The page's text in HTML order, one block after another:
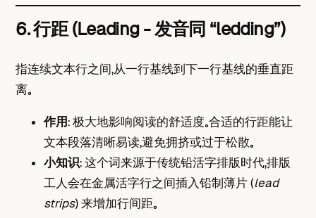
6. 行距 (Leading - 发音同 “ledding”)
指连续文本行之间，从一行基线到下一行基线的垂直距
离。
作用： 极大地影响阅读的舒适度。合适的行距能让
文本段落清晰易读，避免拥挤或过于松散。
小知识： 这个词来源于传统铅活字排版时代，排版
工人会在金属活字行之间插入铅制薄片 (lead
strips) 来增加行间距。